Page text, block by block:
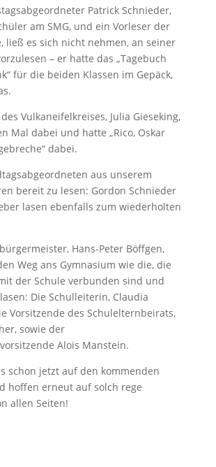
Patrick Schnieder,
am SMG, und ein Vorleser der
ließ es sich nicht nehmen, an seiner
– er hatte das „Tagebuch
für die beiden Klassen im Gepäck,
Vulkaneifelkreises, Julia Gieseking,
Mal dabei und hatte „Rico, Oskar
dabei.
aus unserem
bereit zu lesen: Gordon Schnieder
lasen ebenfalls zum wiederholten
Hans-Peter Böffgen,
Weg ans Gymnasium wie die, die
der Schule verbunden sind und
Die Schulleiterin, Claudia
Vorsitzende des Schulelternbeirats,
sowie der
Alois Manstein.
schon jetzt auf den kommenden
hoffen erneut auf solch rege
allen Seiten!